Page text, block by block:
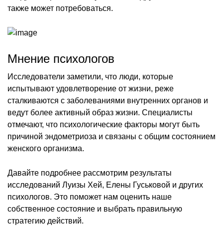
также может потребоваться.
Мнение психологов
Исследователи заметили, что люди, которые
испытывают удовлетворение от жизни, реже
сталкиваются с заболеваниями внутренних органов и
ведут более активный образ жизни. Специалисты
отмечают, что психологические факторы могут быть
причиной эндометриоза и связаны с общим состоянием
женского организма.
Давайте подробнее рассмотрим результаты
исследований Луизы Хей, Елены Гуськовой и других
психологов. Это поможет нам оценить наше
собственное состояние и выбрать правильную
стратегию действий.